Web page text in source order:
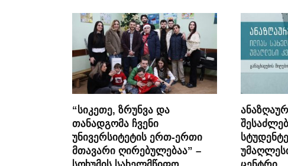
“სიკეთე, ზრუნვა და
თანადგომა ჩვენი
უნივერსიტეტის ერთ-ერთი
მთავარი ღირებულებაა” –